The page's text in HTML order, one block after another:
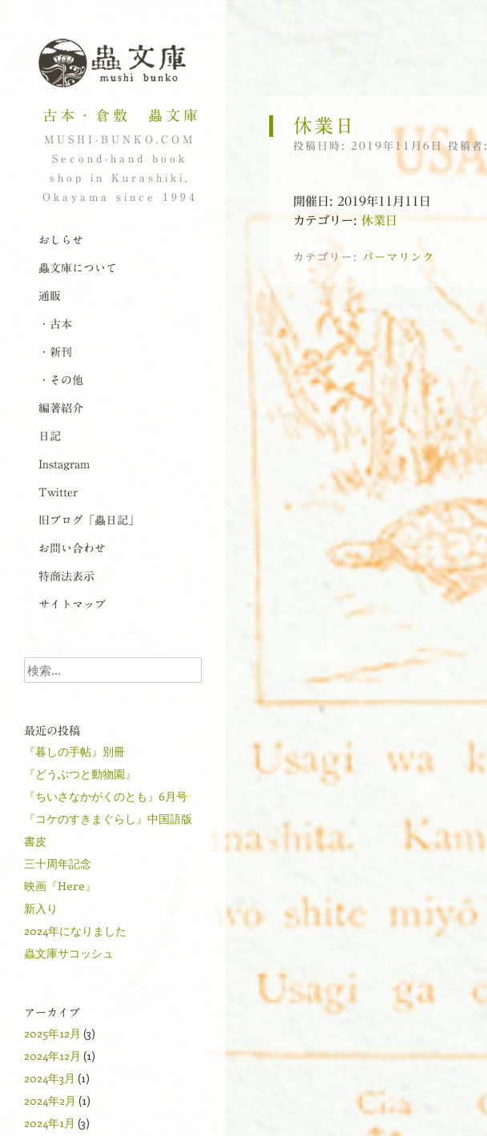
古本・倉敷 蟲文庫
MUSHI-BUNKO.COM
Second-hand book
shop in Kurashiki,
Okayama since 1994
ナビゲーション
コンテンツへスキップ
おしらせ
蟲文庫について
通販
・古本
・新刊
・その他
編著紹介
日記
Instagram
Twitter
旧ブログ「蟲日記」
お問い合わせ
特商法表示
サイトマップ
休業日
投稿日時: 2019年11月6日投稿者:
開催日: 2019年11月11日
カテゴリー: 休業日
カテゴリー: パーマリンク
投稿ナビゲーション
検索
最近の投稿
『暮しの手帖』別冊
『どうぶつと動物園』
『ちいさなかがくのとも』6月号
『コケのすきまぐらし』中国語版
書皮
三十周年記念
映画『Here』
新入り
2024年になりました
蟲文庫サコッシュ
アーカイブ
2025年12月 (3)
2024年12月 (1)
2024年3月 (1)
2024年2月 (1)
2024年1月 (3)